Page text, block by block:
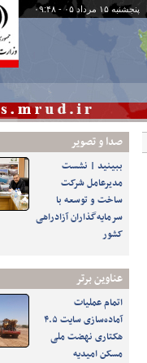
پنجشنبه ۱۵ مرداد ۰۵ - ۰۹:۴۸
صدا و تصوير
ببینید | نشست
مدیرعامل شرکت
ساخت و توسعه با
سرمایه‌گذاران آزادراهی
کشور
عناوین برتر
اتمام عملیات
آماده‌سازی سایت ۴.۵
هکتاری نهضت ملی
مسکن امیدیه